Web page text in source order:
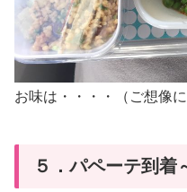
お味は・・・・（ご想像
５．パペーテ到着